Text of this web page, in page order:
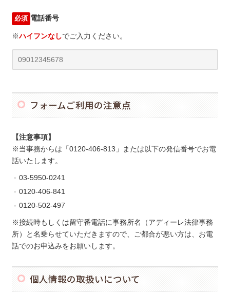
必須 電話番号
※ハイフンなしでご入力ください。
フォームご利用の注意点
【注意事項】
※当事務からは「0120-406-813」または以下の発信番号でお電
話いたします。
03-5950-0241
0120-406-841
0120-502-497
※接続時もしくは留守番電話に事務所名（アディーレ法律事務
所）と名乗らせていただきますので、ご都合が悪い方は、お電
話でのお申込みをお願いします。
個人情報の取扱いについて